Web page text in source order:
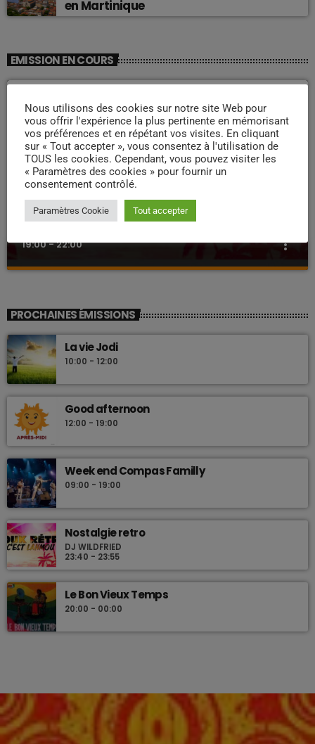
en Martinique
EMISSION EN COURS
ZOUK NOSTALGIE
Nostalgie retro
19:00 - 22:00 more_vert
Les plus beaux Zouk des années 80
PROCHAINES ÉMISSIONS
La vie Jodi
10:00 - 12:00
Good afternoon
12:00 - 19:00
Week end Compas Familly
09:00 - 19:00
Nostalgie retro
DJ WILDFRIED
23:40 - 23:55
Le Bon Vieux Temps
20:00 - 00:00
Nous utilisons des cookies sur notre site Web pour
vous offrir l'expérience la plus pertinente en mémorisant
vos préférences et en répétant vos visites. En cliquant
sur « Tout accepter », vous consentez à l'utilisation de
TOUS les cookies. Cependant, vous pouvez visiter les
« Paramètres des cookies » pour fournir un
consentement contrôlé.
Paramètres Cookie Tout accepter